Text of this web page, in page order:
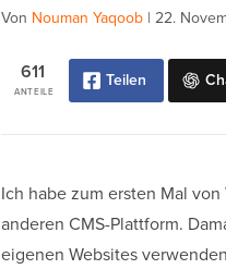
Von Nouman Yaqoob | 22.
ANTEILE
611 Teilen
Ich habe zum ersten Mal
anderen CMS-Plattform.
eigenen Websites